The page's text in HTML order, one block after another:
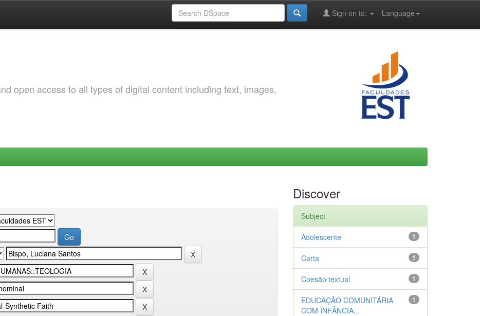
Language
Sign on to:
open access to all types of digital content including text, images,
Discover
Subject
1
Adolescente
1
Carta
1
Coesão textual
1
EDUCAÇÃO COMUNITÁRIA
COM INFÂNCIA...